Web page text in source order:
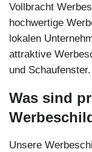
Vollbracht
hochwertige
lokalen
attraktive
und Schaufenster.
Was sind
Unsere